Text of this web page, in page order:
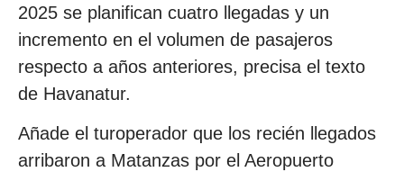
2025 se planifican cuatro llegadas y un
incremento en el volumen de pasajeros
respecto a años anteriores, precisa el texto
de Havanatur.
Añade el turoperador que los recién llegados
arribaron a Matanzas por el Aeropuerto